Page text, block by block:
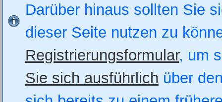
Darüber hinaus sollten Sie
dieser Seite nutzen zu
Registrierungsformular, um
Sie sich ausführlich über